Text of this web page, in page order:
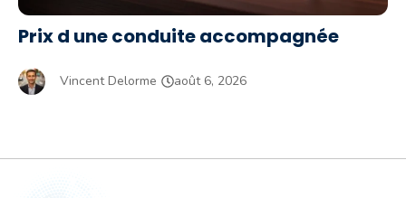
Prix d une conduite accompagnée
Vincent Delorme août 6, 2026